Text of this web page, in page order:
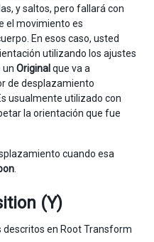
y saltos, pero fallará con
el movimiento es
En esos caso, usted
utilizando los ajustes
un Original que va a
de desplazamiento
usualmente utilizado con
la orientación que fue
cuando esa
(Y)
en Root Transform